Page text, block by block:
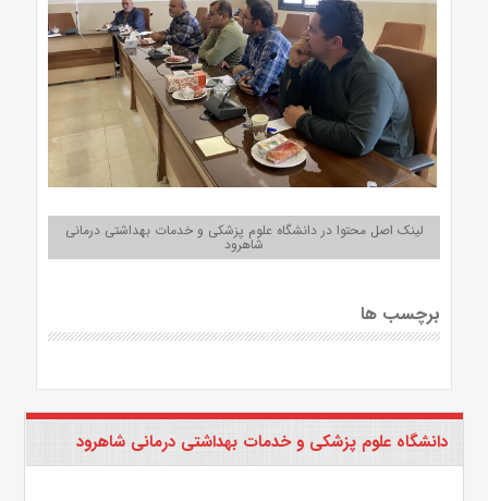
لینک اصل محتوا در دانشگاه علوم پزشکی و خدمات بهداشتی درمانی
شاهرود
برچسب ها
دانشگاه علوم پزشکی و خدمات بهداشتی درمانی شاهرود